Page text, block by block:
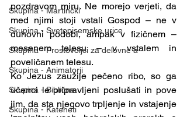
Skupina - Martinčki
Skupina - Svetopisemske urice
Skupina - Prostovoljci za delovne a
Skupina - Animatorji
Skupina - Biblična
Skupina - Kateheti
pozdravom miru. Ne morejo verjeti, da
med njimi stoji vstali Gospod – ne v
duhovni podobi, ampak v fizičnem –
mesenem telesu – v vstalem in
poveličanem telesu.
Ko Jezus zaužije pečeno ribo, so ga
učenci le pripravljeni poslušati in pove
jim, da sta njegovo trpljenje in vstajenje